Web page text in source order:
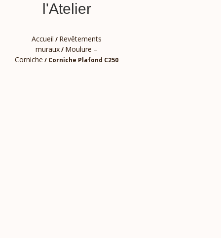
l'Atelier
Accueil / Revêtements
muraux/ Moulure –
Corniche / Corniche Plafond C250